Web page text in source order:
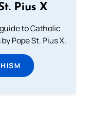
Pius X
to Catholic
Pope St. Pius X.